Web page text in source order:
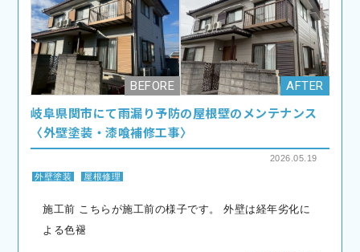
岐阜県関市にて雨漏り予防の屋根壁のメンテナンス
〈外壁塗装・漆喰補修工事〉
2026.05.19
外壁塗装
屋根修理
施工前 こちらが施工前の様子です。 外壁は経年劣化に
よる色褪